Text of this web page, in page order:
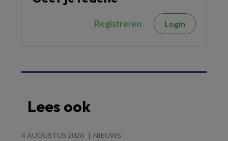
Registreren Login
Lees ook
4 AUGUSTUS 2026 NIEUWS